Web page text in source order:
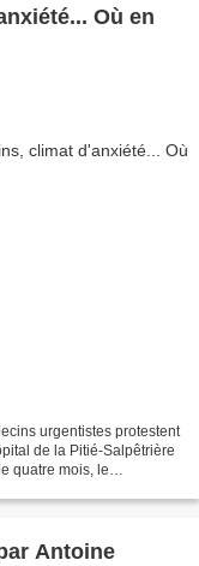
Où en
urgentistes protestent
de la Pitié-Salpêtrière
quatre mois, le